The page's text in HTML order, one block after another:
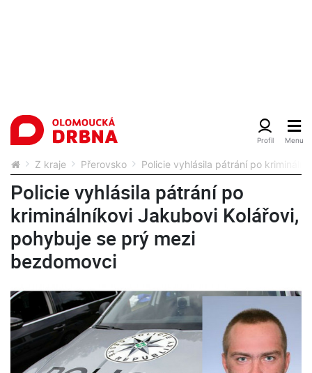
Z kraje Přerovsko Policie vyhlásila pátrání po
Policie vyhlásila pátrání po
kriminálníkovi Jakubovi Kolářovi,
pohybuje se prý mezi
bezdomovci